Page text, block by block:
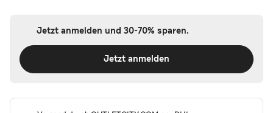
Jetzt anmelden und 30-70% sparen.
Jetzt anmelden